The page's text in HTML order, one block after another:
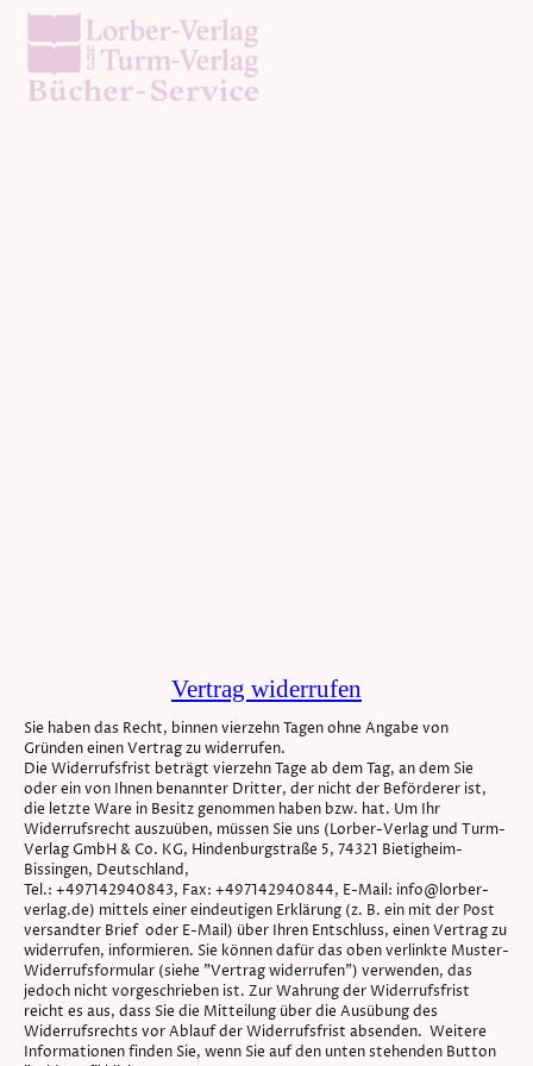
Vertrag widerrufen
Sie haben das Recht, binnen vierzehn Tagen ohne Angabe von
Gründen einen Vertrag zu widerrufen.
Die Widerrufsfrist beträgt vierzehn Tage ab dem Tag, an dem Sie
oder ein von Ihnen benannter Dritter, der nicht der Beförderer ist,
die letzte Ware in Besitz genommen haben bzw. hat. Um Ihr
Widerrufsrecht auszuüben, müssen Sie uns (Lorber-Verlag und Turm-
Verlag GmbH & Co. KG, Hindenburgstraße 5, 74321 Bietigheim-
Bissingen, Deutschland,
Tel.: +497142940843, Fax: +497142940844, E-Mail: info@lorber-
verlag.de) mittels einer eindeutigen Erklärung (z. B. ein mit der Post
versandter Brief oder E-Mail) über Ihren Entschluss, einen Vertrag zu
widerrufen, informieren. Sie können dafür das oben verlinkte Muster-
Widerrufsformular (siehe "Vertrag widerrufen") verwenden, das
jedoch nicht vorgeschrieben ist. Zur Wahrung der Widerrufsfrist
reicht es aus, dass Sie die Mitteilung über die Ausübung des
Widerrufsrechts vor Ablauf der Widerrufsfrist absenden. Weitere
Informationen finden Sie, wenn Sie auf den unten stehenden Button